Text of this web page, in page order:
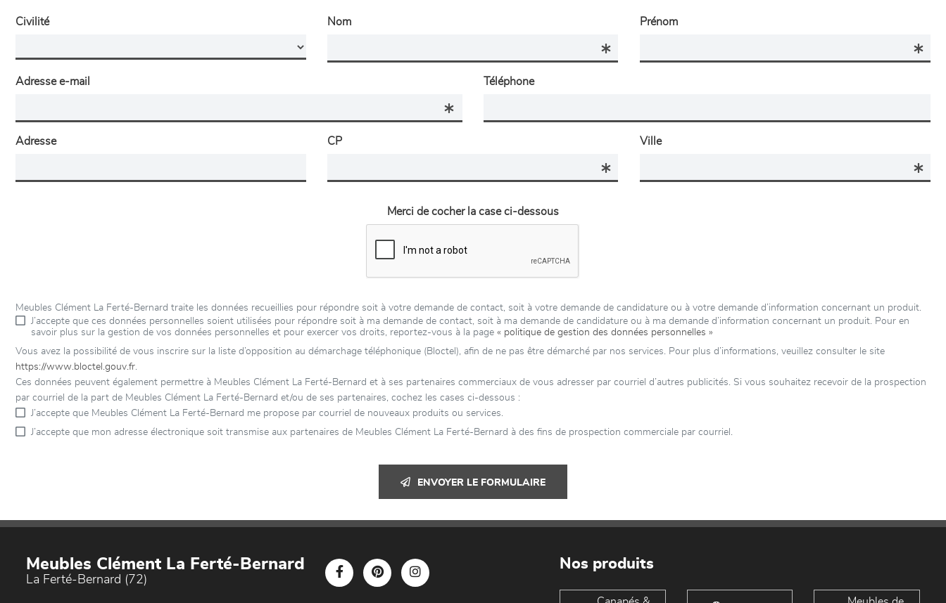
Civilité Nom Prénom
Adresse e-mail Téléphone
Adresse CP Ville
Merci de cocher la case ci-dessous
Meubles Clément La Ferté-Bernard traite les données recueillies pour répondre soit à votre demande de contact, soit à votre demande de candidature ou à votre demande d’information concernant un produit.
J’accepte que ces données personnelles soient utilisées pour répondre soit à ma demande de contact, soit à ma demande de candidature ou à ma demande d’information concernant un produit. Pour en
savoir plus sur la gestion de vos données personnelles et pour exercer vos droits, reportez-vous à la page « politique de gestion des données personnelles »
Vous avez la possibilité de vous inscrire sur la liste d’opposition au démarchage téléphonique (Bloctel), afin de ne pas être démarché par nos services. Pour plus d’informations, veuillez consulter le site
https://www.bloctel.gouv.fr.
Ces données peuvent également permettre à Meubles Clément La Ferté-Bernard et à ses partenaires commerciaux de vous adresser par courriel d’autres publicités. Si vous souhaitez recevoir de la prospection
par courriel de la part de Meubles Clément La Ferté-Bernard et/ou de ses partenaires, cochez les cases ci-dessous :
J’accepte que Meubles Clément La Ferté-Bernard me propose par courriel de nouveaux produits ou services.
J’accepte que mon adresse électronique soit transmise aux partenaires de Meubles Clément La Ferté-Bernard à des fins de prospection commerciale par courriel.
ENVOYER LE FORMULAIRE
Meubles Clément La Ferté-Bernard
La Ferté-Bernard (72)
Nos produits